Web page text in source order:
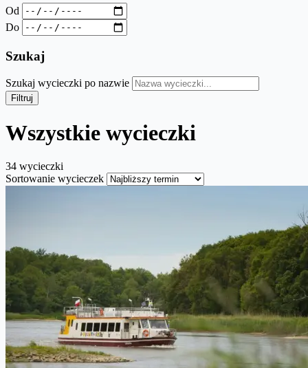
Od
Do
Szukaj
Szukaj wycieczki po nazwie
Filtruj
Wszystkie wycieczki
34 wycieczki
Sortowanie wycieczek